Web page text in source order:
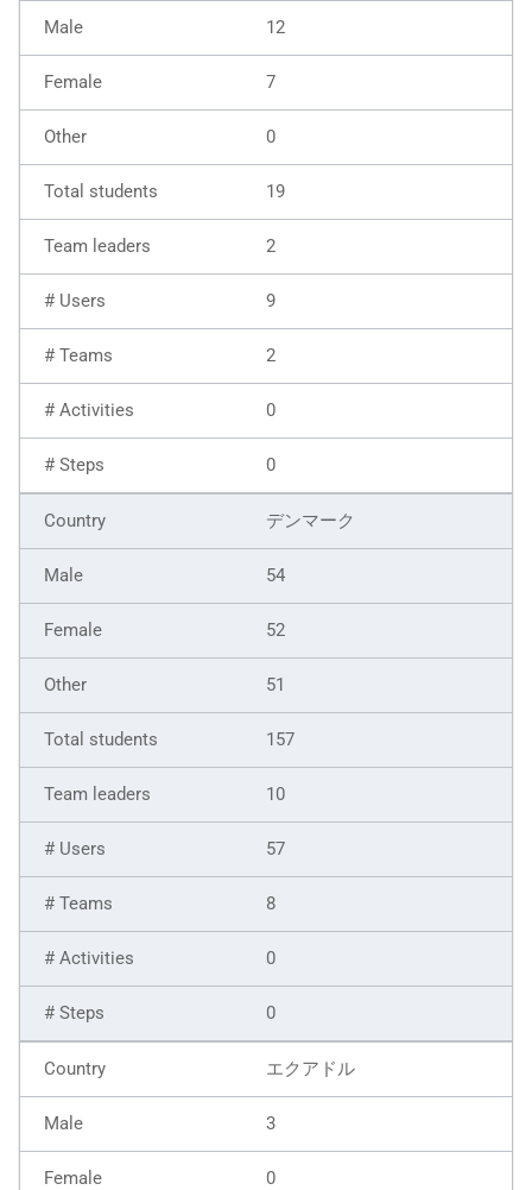
12
7
0
19
2
9
2
0
0
デンマーク
54
52
51
157
10
57
8
0
0
エクアドル
3
0